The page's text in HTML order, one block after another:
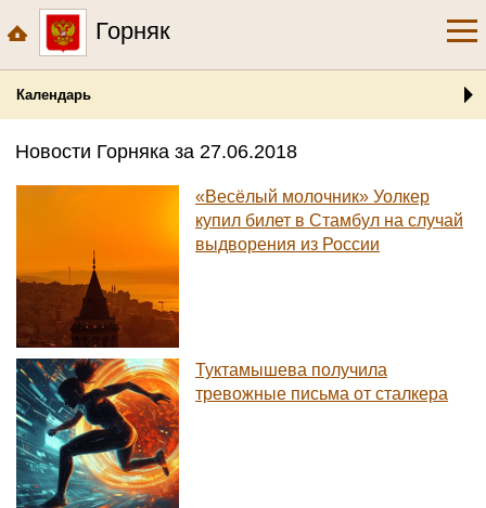
Горняк
Календарь
Новости Горняка за 27.06.2018
«Весёлый молочник» Уолкер
купил билет в Стамбул на случай
выдворения из России
Туктамышева получила
тревожные письма от сталкера